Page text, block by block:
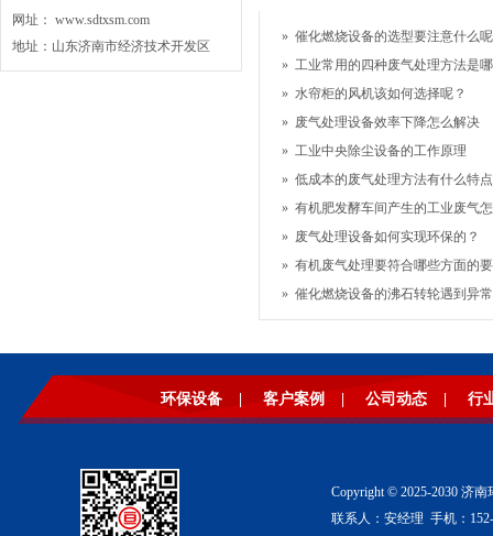
网址： www.sdtxsm.com
地址：山东济南市经济技术开发区
» 催化燃烧设备的选型要注意什么呢
» 工业常用的四种废气处理方法是
» 水帘柜的风机该如何选择呢？
» 废气处理设备效率下降怎么解决
» 工业中央除尘设备的工作原理
» 低成本的废气处理方法有什么特点
» 有机肥发酵车间产生的工业废气
» 废气处理设备如何实现环保的？
» 有机废气处理要符合哪些方面的
» 催化燃烧设备的沸石转轮遇到异
环保设备 客户案例 公司动态 行
Copyright © 2025-2030 济
联系人：安经理 手机：